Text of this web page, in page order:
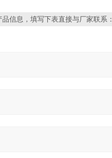
信息，填写下表直接与厂家联系：